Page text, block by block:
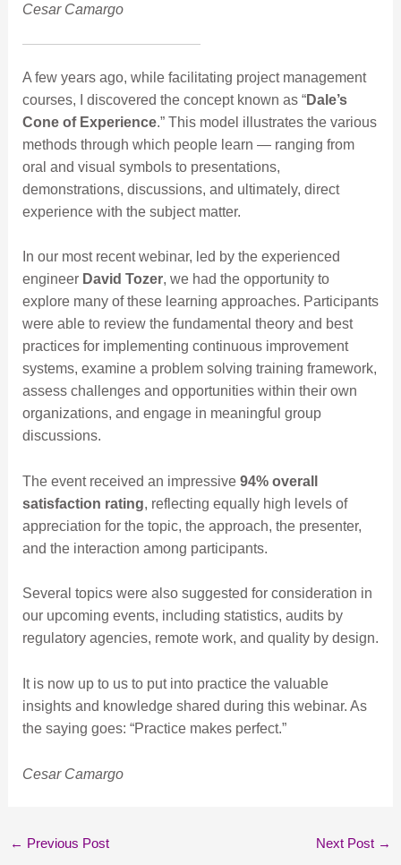
Cesar Camargo
A few years ago, while facilitating project management
courses, I discovered the concept known as “Dale’s
Cone of Experience.” This model illustrates the various
methods through which people learn — ranging from
oral and visual symbols to presentations,
demonstrations, discussions, and ultimately, direct
experience with the subject matter.
In our most recent webinar, led by the experienced
engineer David Tozer, we had the opportunity to
explore many of these learning approaches. Participants
were able to review the fundamental theory and best
practices for implementing continuous improvement
systems, examine a problem solving training framework,
assess challenges and opportunities within their own
organizations, and engage in meaningful group
discussions.
The event received an impressive 94% overall
satisfaction rating, reflecting equally high levels of
appreciation for the topic, the approach, the presenter,
and the interaction among participants.
Several topics were also suggested for consideration in
our upcoming events, including statistics, audits by
regulatory agencies, remote work, and quality by design.
It is now up to us to put into practice the valuable
insights and knowledge shared during this webinar. As
the saying goes: “Practice makes perfect.”
Cesar Camargo
← Previous Post Next Post →